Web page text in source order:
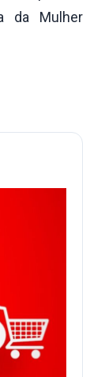
da Mulher